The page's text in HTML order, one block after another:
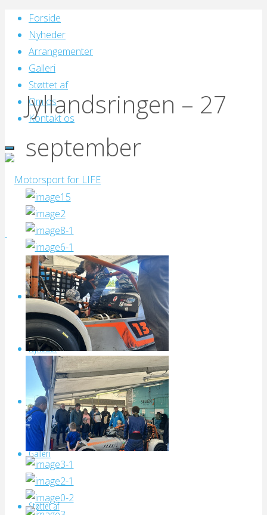
Skip
content
Forside
Nyheder
Arrangementer
Galleri
Støttet af
Om os
Kontakt os
Motorsport
for
Forside
Nyheder
Arrangementer
Galleri
Støttet af
Jyllandsringen – 27
september